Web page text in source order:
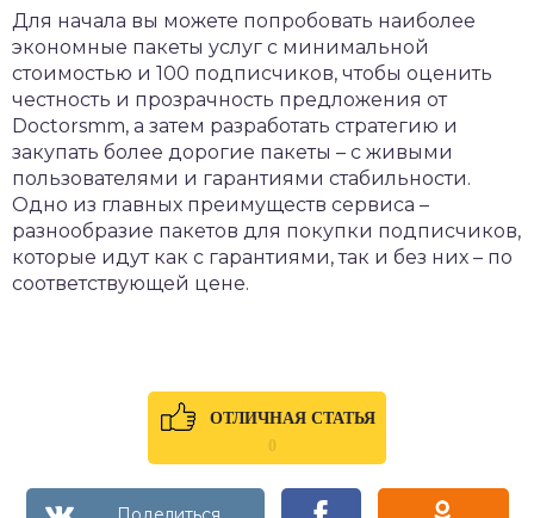
Для начала вы можете попробовать наиболее
экономные пакеты услуг с минимальной
стоимостью и 100 подписчиков, чтобы оценить
честность и прозрачность предложения от
Doctorsmm, а затем разработать стратегию и
закупать более дорогие пакеты – с живыми
пользователями и гарантиями стабильности.
Одно из главных преимуществ сервиса –
разнообразие пакетов для покупки подписчиков,
которые идут как с гарантиями, так и без них – по
соответствующей цене.
ОТЛИЧНАЯ СТАТЬЯ
0